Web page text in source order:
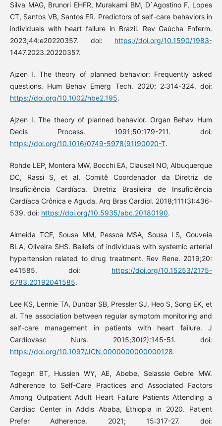
Silva MAG, Brunori EHFR, Murakami BM, D ́Agostino F, Lopes
CT, Santos VB, Santos ER. Predictors of self-care behaviors in
individuals with heart failure in Brazil. Rev Gaúcha Enferm.
2023;44:e20220357. doi: https://doi.org/10.1590/1983-
1447.2023.20220357.
Ajzen I. The theory of planned behavior: Frequently asked
questions. Hum Behav Emerg Tech. 2020; 2:314-324. doi:
https://doi.org/10.1002/hbe2.195.
Ajzen I. The theory of planned behavior. Organ Behav Hum
Decis Process. 1991;50:179-211. doi:
https://doi.org/10.1016/0749-5978(91)90020-T.
Rohde LEP, Montera MW, Bocchi EA, Clausell NO, Albuquerque
DC, Rassi S, et al. Comitê Coordenador da Diretriz de
Insuficiência Cardíaca. Diretriz Brasileira de Insuficiência
Cardíaca Crônica e Aguda. Arq Bras Cardiol. 2018;111(3):436-
539. doi: https://doi.org/10.5935/abc.20180190.
Almeida TCF, Sousa MM, Pessoa MSA, Sousa LS, Gouveia
BLA, Oliveira SHS. Beliefs of individuals with systemic arterial
hypertension related to drug treatment. Rev Rene. 2019;20:
e41585. doi: https://doi.org/10.15253/2175-
6783.20192041585.
Lee KS, Lennie TA, Dunbar SB, Pressler SJ, Heo S, Song EK, et
al. The association between regular symptom monitoring and
self-care management in patients with heart failure. J
Cardiovasc Nurs. 2015;30(2):145-51. doi:
https://doi.org/10.1097/JCN.0000000000000128.
Tegegn BT, Hussien WY, AE, Abebe, Selassie Gebre MW.
Adherence to Self-Care Practices and Associated Factors
Among Outpatient Adult Heart Failure Patients Attending a
Cardiac Center in Addis Ababa, Ethiopia in 2020. Patient
Prefer Adherence. 2021; 15:317-27. doi: